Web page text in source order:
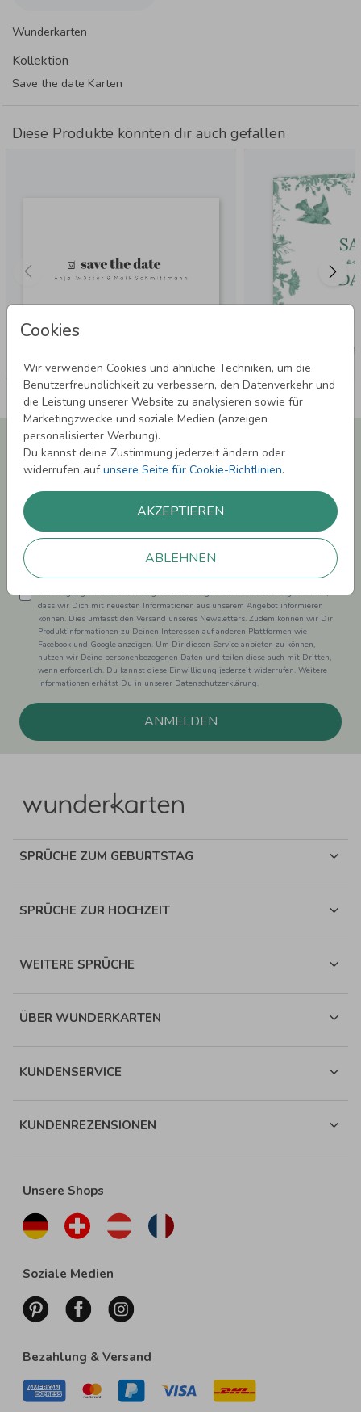
Cookies
Wir verwenden Cookies und ähnliche Techniken, um die
Benutzerfreundlichkeit zu verbessern, den Datenverkehr und
die Leistung unserer Website zu analysieren sowie für
Marketingzwecke und soziale Medien (anzeigen
personalisierter Werbung).
Du kannst deine Zustimmung jederzeit ändern oder
widerrufen aufunsere Seite für Cookie-Richtlinien.
AKZEPTIEREN
ABLEHNEN
Wunderkarten
Kollektion
Save the date Karten
Diese Produkte könnten dir auch gefallen
Newsletter abonnieren und 5,00 € Rabatt**
sichern!
Laufenden.
Einwilligung zur Datennutzung für Marketingzwecke: Hiermit willigst Du ein,
dass wir Dich mit neuesten Informationen aus unserem Angebot informieren
können. Dies umfasst den Versand unseres Newsletters. Zudem können wir Dir
Produktinformationen zu Deinen Interessen auf anderen Plattformen wie
Facebook und Google anzeigen. Um Dir diesen Service anbieten zu können,
nutzen wir Deine personenbezogenen Daten und teilen diese auch mit Dritten,
wenn erforderlich. Du kannst diese Einwilligung jederzeit widerrufen. Weitere
Informationen erhätst Du in unserer Datenschutzerklärung.
ANMELDEN
SPRÜCHE ZUM GEBURTSTAG
SPRÜCHE ZUR HOCHZEIT
WEITERE SPRÜCHE
ÜBER WUNDERKARTEN
KUNDENSERVICE
KUNDENREZENSIONEN
Unsere Shops
Soziale Medien
Bezahlung & Versand